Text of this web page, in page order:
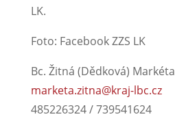
LK.
Foto: Facebook ZZS LK
Bc. Žitná (Dědková) Markéta
marketa.zitna@kraj-lbc.cz
485226324 / 739541624